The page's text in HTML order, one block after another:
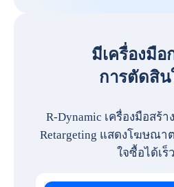
มีเครื่องมือ
การตัดสิน
R-Dynamic เครื่องมือสร้
Retargeting แสดงโฆษณา
ใจซื้อได้เร็